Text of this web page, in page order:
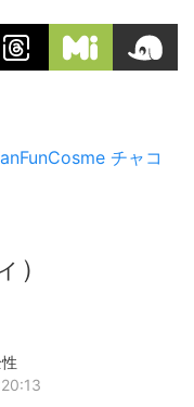
チャコ
）